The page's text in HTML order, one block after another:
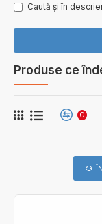
Caută și în
Produse ce
0